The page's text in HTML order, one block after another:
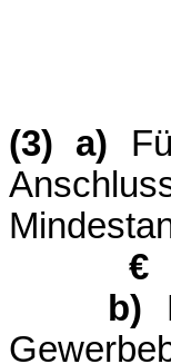
(3) a)
€
b)